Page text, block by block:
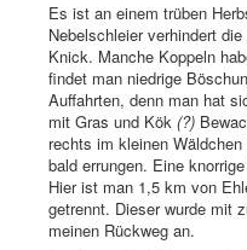
Es ist an einem trüben
Nebelschleier verhindert
Knick. Manche Koppeln
findet man niedrige
Auffahrten, denn man hat
mit Gras und Kök (?)
rechts im kleinen
bald errungen. Eine
Hier ist man 1,5 km von
getrennt. Dieser wurde mit
meinen Rückweg an.